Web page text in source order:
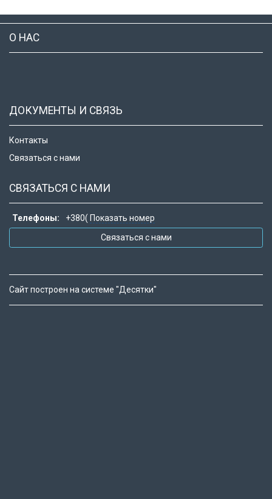
О НАС
ДОКУМЕНТЫ И СВЯЗЬ
Контакты
Связаться с нами
СВЯЗАТЬСЯ С НАМИ
Телефоны: +380( Показать номер
Связаться с нами
Сайт построен на системе "Десятки"